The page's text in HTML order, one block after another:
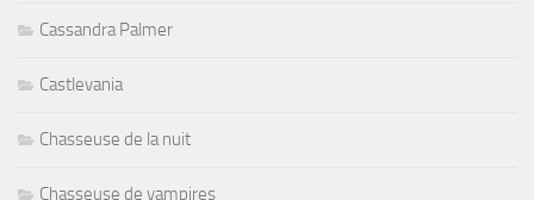
Cassandra Palmer
Castlevania
Chasseuse de la nuit
Chasseuse de vampires